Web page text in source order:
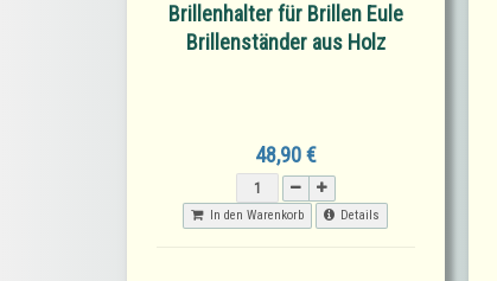
Brillenhalter für Brillen Eule
Brillenständer aus Holz
48,90 €
In den Warenkorb Details